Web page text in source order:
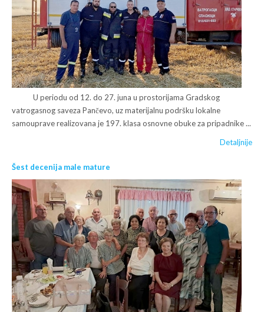
U periodu od 12. do 27. juna u prostorijama Gradskog
vatrogasnog saveza Pančevo, uz materijalnu podršku lokalne
samouprave realizovana je 197. klasa osnovne obuke za pripadnike ...
Detaljnije
Šest decenija male mature